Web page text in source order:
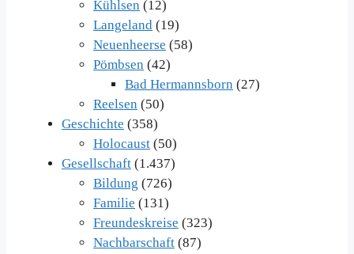
Kühlsen (12)
Langeland (19)
Neuenheerse (58)
Pömbsen (42)
Bad Hermannsborn (27)
Reelsen (50)
Geschichte (358)
Holocaust (50)
Gesellschaft (1.437)
Bildung (726)
Familie (131)
Freundeskreise (323)
Nachbarschaft (87)